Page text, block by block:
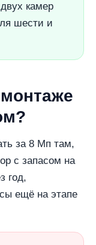
камер
шести и
за 8 Мп там,
с запасом на
год,
ещё на этапе